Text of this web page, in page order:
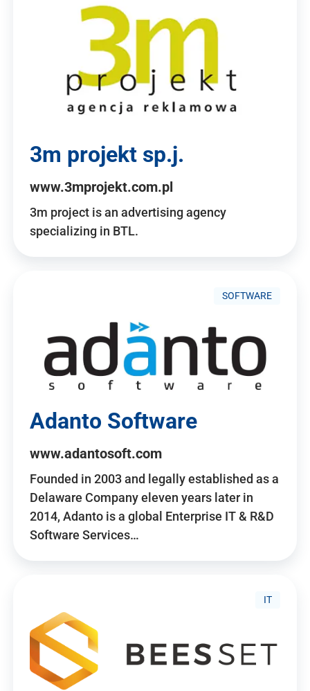
3m projekt sp.j.
www.3mprojekt.com.pl
3m project is an advertising agency
specializing in BTL.
SOFTWARE
Adanto Software
www.adantosoft.com
Founded in 2003 and legally established as a
Delaware Company eleven years later in
2014, Adanto is a global Enterprise IT & R&D
Software Services…
IT